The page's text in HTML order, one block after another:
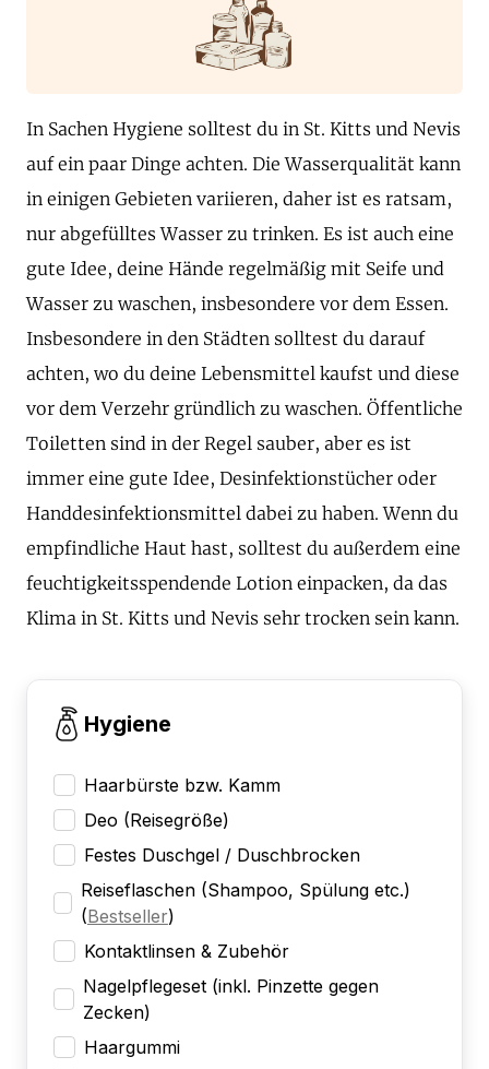
In Sachen Hygiene solltest du in St. Kitts und Nevis
auf ein paar Dinge achten. Die Wasserqualität kann
in einigen Gebieten variieren, daher ist es ratsam,
nur abgefülltes Wasser zu trinken. Es ist auch eine
gute Idee, deine Hände regelmäßig mit Seife und
Wasser zu waschen, insbesondere vor dem Essen.
Insbesondere in den Städten solltest du darauf
achten, wo du deine Lebensmittel kaufst und diese
vor dem Verzehr gründlich zu waschen. Öffentliche
Toiletten sind in der Regel sauber, aber es ist
immer eine gute Idee, Desinfektionstücher oder
Handdesinfektionsmittel dabei zu haben. Wenn du
empfindliche Haut hast, solltest du außerdem eine
feuchtigkeitsspendende Lotion einpacken, da das
Klima in St. Kitts und Nevis sehr trocken sein kann.
Hygiene
Haarbürste bzw. Kamm
Deo (Reisegröße)
Festes Duschgel / Duschbrocken
Reiseflaschen (Shampoo, Spülung etc.)
(Bestseller)
Kontaktlinsen & Zubehör
Nagelpflegeset (inkl. Pinzette gegen
Zecken)
Haargummi